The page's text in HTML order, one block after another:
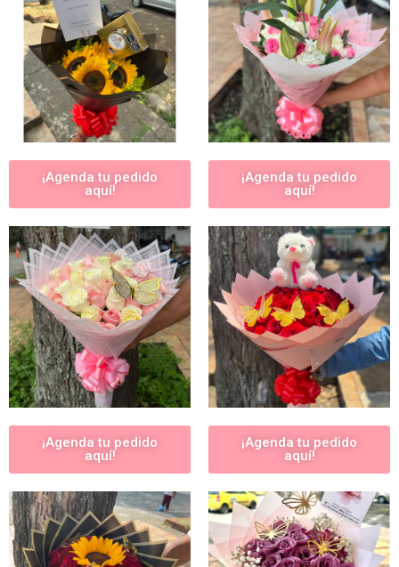
¡Agenda tu pedido
aquí!
¡Agenda tu pedido
aquí!
¡Agenda tu pedido
aquí!
¡Agenda tu pedido
aquí!